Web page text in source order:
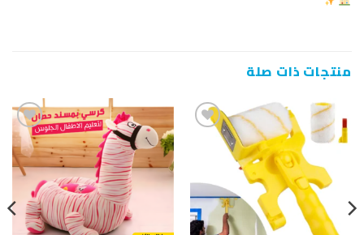
منتجات ذات صلة
إضافة
إلى
قائمة
الرغبات